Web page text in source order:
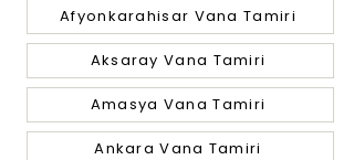
Afyonkarahisar Vana Tamiri
Aksaray Vana Tamiri
Amasya Vana Tamiri
Ankara Vana Tamiri